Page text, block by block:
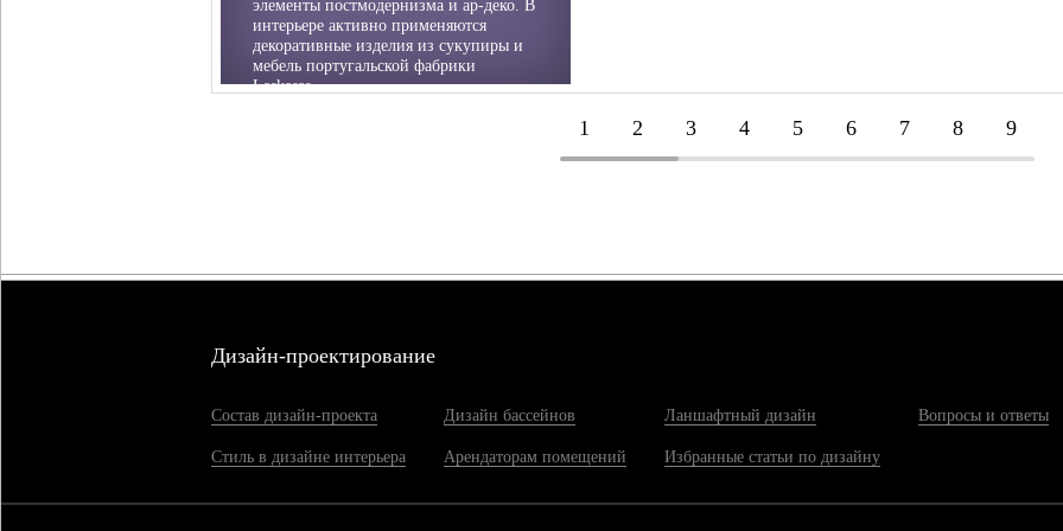
элементы постмодернизма и ар-деко. В
интерьере активно применяются
декоративные изделия из сукупиры и
мебель португальской фабрики
Laskasas.
1 2 3 4 5 6 7 8 9
Дизайн-проектирование
Состав дизайн-проекта
Стиль в дизайне интерьера
Дизайн бассейнов
Арендаторам помещений
Ланшафтный дизайн
Избранные статьи по дизайну
Вопросы и ответы